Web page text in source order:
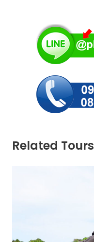
Related Tours